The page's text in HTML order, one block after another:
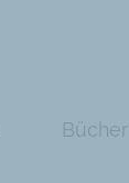
Bücher